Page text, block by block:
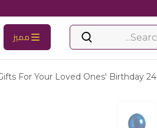
مميز
For Your Loved Ones' Birthday 24